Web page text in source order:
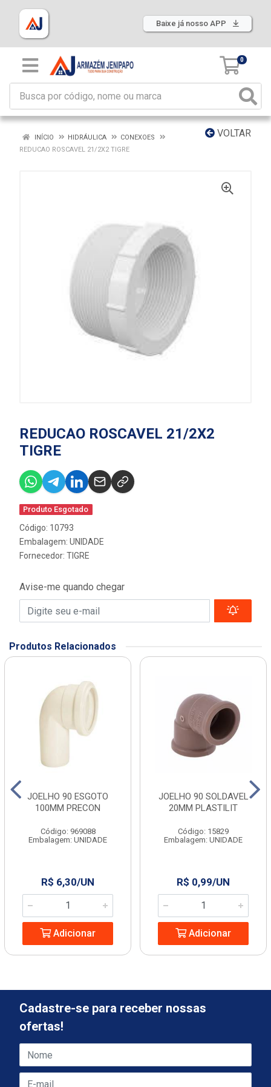
Baixe já nosso APP
0
VOLTAR
INÍCIO HIDRÁULICA
CONEXOES
REDUCAO ROSCAVEL 21/2X2 TIGRE
REDUCAO ROSCAVEL 21/2X2
TIGRE
Produto Esgotado
Código: 10793
Embalagem: UNIDADE
Fornecedor: TIGRE
Avise-me quando chegar
Produtos Relacionados
JOELHO 90 ESGOTO
100MM PRECON
Código: 969088
Embalagem: UNIDADE
R$ 6,30/UN
Adicionar
JOELHO 90 SOLDAVEL
20MM PLASTILIT
Código: 15829
Embalagem: UNIDADE
R$ 0,99/UN
Adicionar
Cadastre-se para receber nossas
ofertas!